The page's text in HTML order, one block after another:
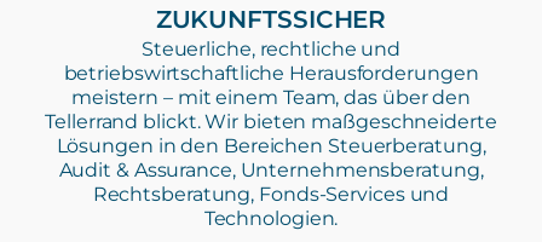
ZUKUNFTSSICHER
Steuerliche, rechtliche und
betriebswirtschaftliche Herausforderungen
meistern – mit einem Team, das über den
Tellerrand blickt. Wir bieten maßgeschneiderte
Lösungen in den Bereichen Steuerberatung,
Audit & Assurance, Unternehmensberatung,
Rechtsberatung, Fonds-Services und
Technologien.